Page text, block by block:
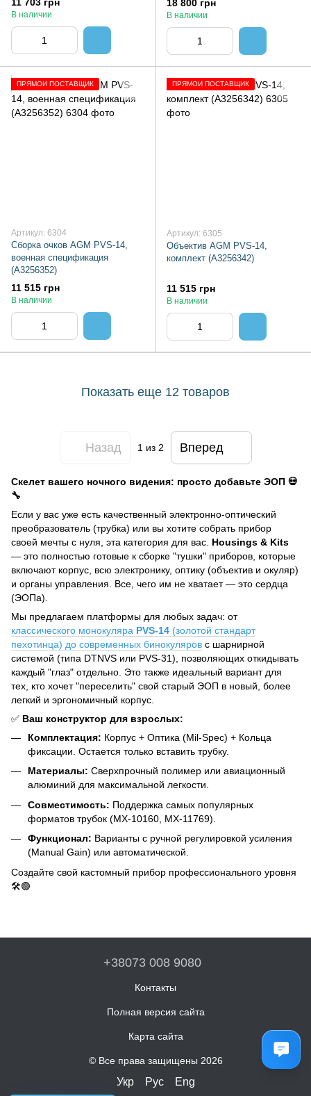
11 703 грн
В наличии
18 800 грн
В наличии
ПРЯМОЙ ПОСТАВЩИК
Артикул: 6304
Сборка очков AGM PVS-14,
военная спецификация
(A3256352)
11 515 грн
В наличии
ПРЯМОЙ ПОСТАВЩИК
Артикул: 6305
Объектив AGM PVS-14,
комплект (A3256342)
11 515 грн
В наличии
Показать еще 12 товаров
Назад 1 из 2 Вперед
Скелет вашего ночного видения: просто добавьте ЭОП 💀
🔧
Если у вас уже есть качественный электронно-оптический
преобразователь (трубка) или вы хотите собрать прибор
своей мечты с нуля, эта категория для вас. Housings & Kits
— это полностью готовые к сборке "тушки" приборов, которые
включают корпус, всю электронику, оптику (объектив и окуляр)
и органы управления. Все, чего им не хватает — это сердца
(ЭОПа).
Мы предлагаем платформы для любых задач: от
классического монокуляра PVS-14 (золотой стандарт
пехотинца) до современных бинокуляров с шарнирной
системой (типа DTNVS или PVS-31), позволяющих откидывать
каждый "глаз" отдельно. Это также идеальный вариант для
тех, кто хочет "переселить" свой старый ЭОП в новый, более
легкий и эргономичный корпус.
✅ Ваш конструктор для взрослых:
Комплектация: Корпус + Оптика (Mil-Spec) + Кольца
фиксации. Остается только вставить трубку.
Материалы: Сверхпрочный полимер или авиационный
алюминий для максимальной легкости.
Совместимость: Поддержка самых популярных
форматов трубок (MX-10160, MX-11769).
Функционал: Варианты с ручной регулировкой усиления
(Manual Gain) или автоматической.
Создайте свой кастомный прибор профессионального уровня
🛠️🟢
+38073 008 9080
Контакты
Полная версия сайта
Карта сайта
© Все права защищены 2026
Укр Рус Eng